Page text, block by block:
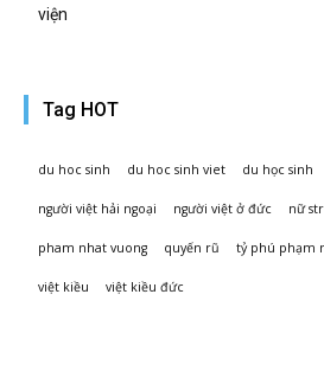
viện
Tag HOT
du hoc sinh du hoc sinh viet du học sinh
người việt hải ngoại người việt ở đức nữ
pham nhat vuong quyến rũ tỷ phú phạm
việt kiều việt kiều đức